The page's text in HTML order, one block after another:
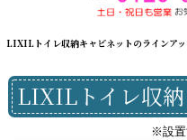
LIXILトイレ収納キャビネットのラインア
LIXILトイレ収納
※設置